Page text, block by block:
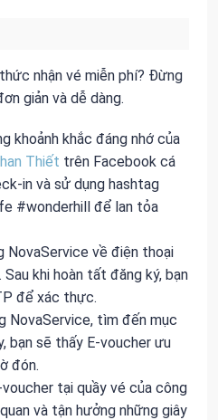
nhận vé miễn phí? Đừng
giản và dễ dàng.
khoảnh khắc đáng nhớ của
Thiết trên Facebook cá
in và sử dụng hashtag
#wonderhill để lan tỏa
NovaService về điện thoại
khi hoàn tất đăng ký, bạn
để xác thực.
NovaService, tìm đến mục
bạn sẽ thấy E-voucher ưu
đón.
tại quầy vé của công
và tận hưởng những giây